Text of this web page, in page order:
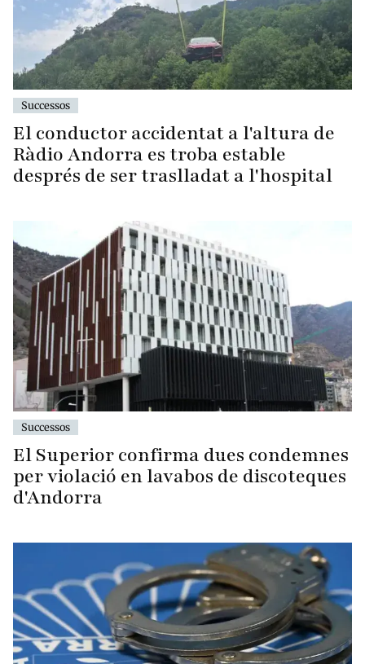
Successos
El conductor accidentat a l'altura de
Ràdio Andorra es troba estable
després de ser traslladat a l'hospital
Successos
El Superior confirma dues condemnes
per violació en lavabos de discoteques
d'Andorra